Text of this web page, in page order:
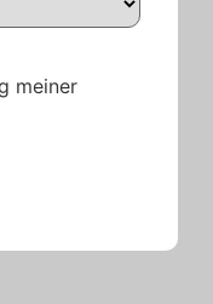
meiner